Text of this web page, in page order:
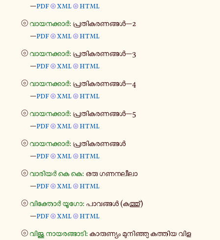
—pdf ⦾ xml ⦾ html
⦾ വാ​യ​ന​ക്കാർ: പ്ര​തി​ക​ര​ണ​ങ്ങൾ—2
—pdf ⦾ xml ⦾ html
⦾ വാ​യ​ന​ക്കാർ: പ്ര​തി​ക​ര​ണ​ങ്ങൾ—3
—pdf ⦾ xml ⦾ html
⦾ വാ​യ​ന​ക്കാർ: പ്ര​തി​ക​ര​ണ​ങ്ങൾ—4
—pdf ⦾ xml ⦾ html
⦾ വാ​യ​ന​ക്കാർ: പ്ര​തി​ക​ര​ണ​ങ്ങൾ—5
—pdf ⦾ xml ⦾ html
⦾ വാ​യ​ന​ക്കാർ: പ്ര​തി​ക​ര​ണ​ങ്ങൾ
—pdf ⦾ xml ⦾ html
⦾ വാ​രി​യർ കെ കെ: ഒരു ഗണ​ന​ലീ​ലാ
—pdf ⦾ xml ⦾ html
⦾ വി​ക്തോർ യൂഗോ: പാ​വ​ങ്ങൾ (കത്തു്)
—pdf ⦾ xml ⦾ html
⦾ വിജു നാ​യ​ര​ങ്ങാ​ടി: കാ​രു​ണ്യം മു​നി​ഞ്ഞു കത്തിയ വി​ള​